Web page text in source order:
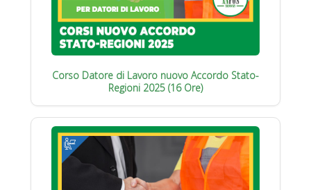
Corso Datore di Lavoro nuovo Accordo Stato-
Regioni 2025 (16 Ore)